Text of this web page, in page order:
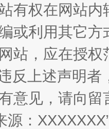
有权在网站
或利用其它
站，应在授
反上述声明
意见，请向
源：